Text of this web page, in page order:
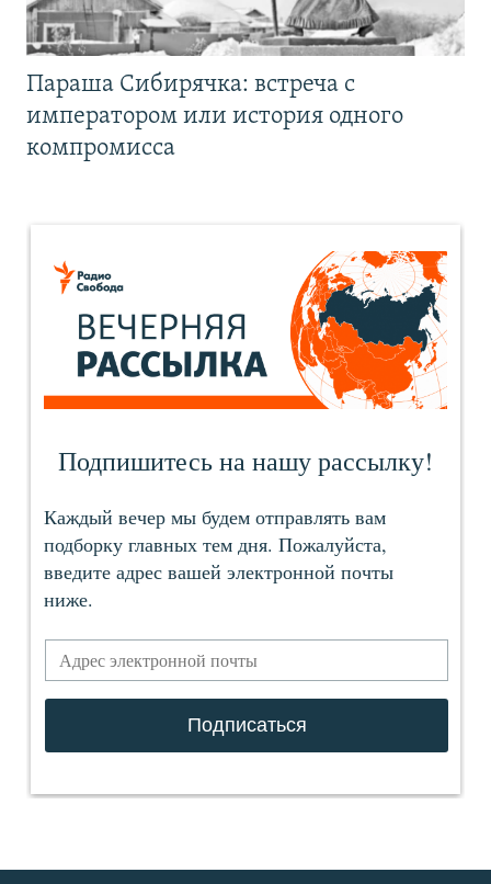
Параша Сибирячка: встреча с
императором или история одного
компромисса